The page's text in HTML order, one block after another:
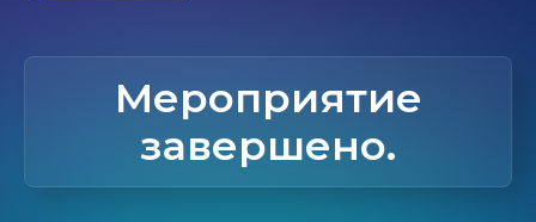
Мероприятие
завершено.